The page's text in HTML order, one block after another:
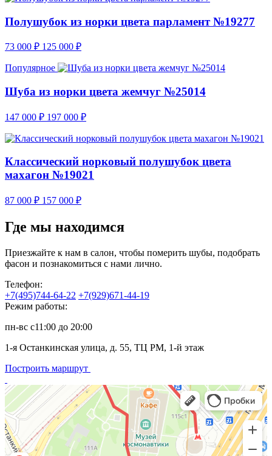
Полушубок из норки цвета парламент №19277
73 000 ₽ 125 000 ₽
Популярное
Шуба из норки цвета жемчуг №25014
147 000 ₽ 197 000 ₽
Классический норковый полушубок цвета
махагон №19021
87 000 ₽ 157 000 ₽
Где мы находимся
Приезжайте к нам в салон, чтобы померить шубы, подобрать
фасон и познакомиться с нами лично.
Телефон:
+7(495)744-64-22 +7(929)671-44-19
Режим работы:
пн-вс с11:00 до 20:00
1-я Останкинская улица, д. 55, ТЦ РМ, 1-й этаж
Построить маршрут